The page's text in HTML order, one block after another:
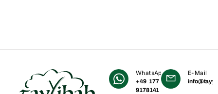
WhatsApp
+49 177
9178141
E-Mail